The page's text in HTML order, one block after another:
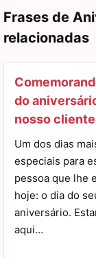
Frases de
relacionadas
do
nosso cliente
Um dos dias
especiais para
pessoa que lhe
hoje: o dia do
aniversário.
aqui…